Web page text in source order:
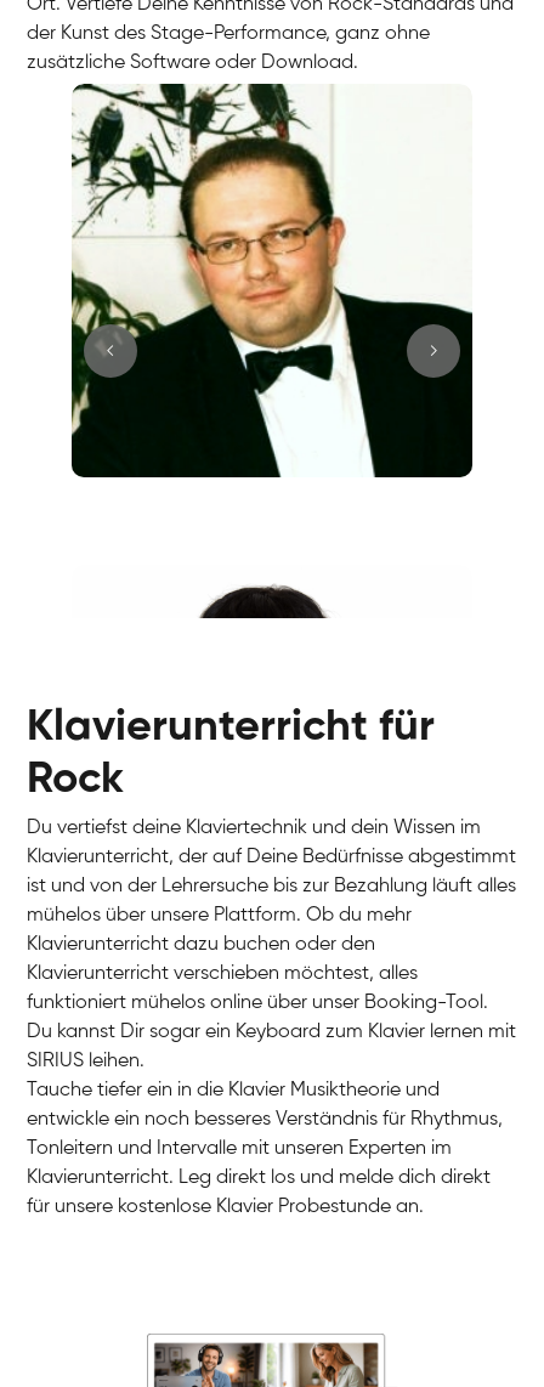
Ort. Vertiefe Deine Kenntnisse von Rock-Standards und
der Kunst des Stage-Performance, ganz ohne
zusätzliche Software oder Download.
Klavier / Piano / Flügel
Klavierunterricht für
Rock
Du vertiefst deine Klaviertechnik und dein Wissen im
Klavierunterricht, der auf Deine Bedürfnisse abgestimmt
ist und von der Lehrersuche bis zur Bezahlung läuft alles
mühelos über unsere Plattform. Ob du mehr
Klavierunterricht dazu buchen oder den
Klavierunterricht verschieben möchtest, alles
funktioniert mühelos online über unser Booking-Tool.
Du kannst Dir sogar ein Keyboard zum Klavier lernen mit
SIRIUS leihen.
Tauche tiefer ein in die Klavier Musiktheorie und
entwickle ein noch besseres Verständnis für Rhythmus,
Tonleitern und Intervalle mit unseren Experten im
Klavierunterricht. Leg direkt los und melde dich direkt
für unsere kostenlose Klavier Probestunde an.